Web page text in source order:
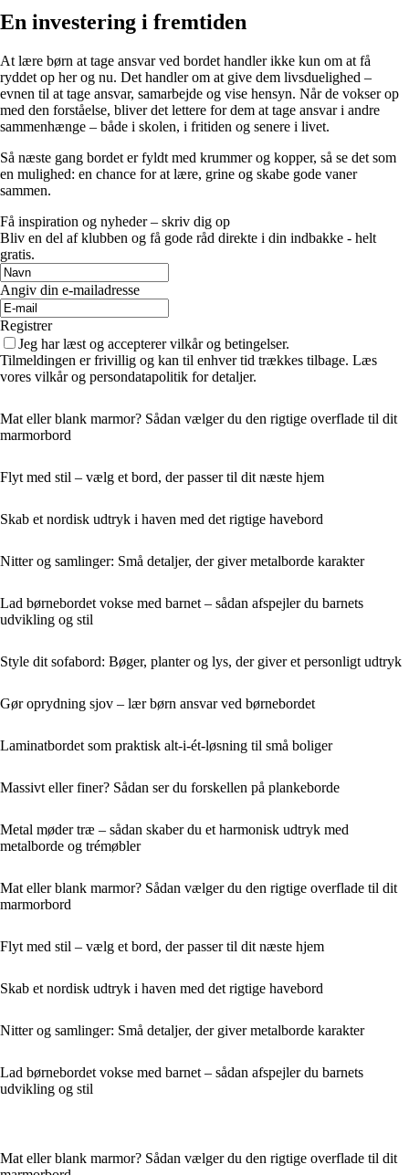
En investering i fremtiden
At lære børn at tage ansvar ved bordet handler ikke kun om at få
ryddet op her og nu. Det handler om at give dem livsduelighed –
evnen til at tage ansvar, samarbejde og vise hensyn. Når de vokser op
med den forståelse, bliver det lettere for dem at tage ansvar i andre
sammenhænge – både i skolen, i fritiden og senere i livet.
Så næste gang bordet er fyldt med krummer og kopper, så se det som
en mulighed: en chance for at lære, grine og skabe gode vaner
sammen.
Få inspiration og nyheder – skriv dig op
Bliv en del af klubben og få gode råd direkte i din indbakke - helt
gratis.
Angiv din e-mailadresse
Registrer
Jeg har læst og accepterer vilkår og betingelser.
Tilmeldingen er frivillig og kan til enhver tid trækkes tilbage. Læs
vores vilkår og persondatapolitik for detaljer.
Mat eller blank marmor? Sådan vælger du den rigtige overflade til dit
marmorbord
Flyt med stil – vælg et bord, der passer til dit næste hjem
Skab et nordisk udtryk i haven med det rigtige havebord
Nitter og samlinger: Små detaljer, der giver metalborde karakter
Lad børnebordet vokse med barnet – sådan afspejler du barnets
udvikling og stil
Style dit sofabord: Bøger, planter og lys, der giver et personligt udtryk
Gør oprydning sjov – lær børn ansvar ved børnebordet
Laminatbordet som praktisk alt-i-ét-løsning til små boliger
Massivt eller finer? Sådan ser du forskellen på plankeborde
Metal møder træ – sådan skaber du et harmonisk udtryk med
metalborde og trémøbler
Mat eller blank marmor? Sådan vælger du den rigtige overflade til dit
marmorbord
Flyt med stil – vælg et bord, der passer til dit næste hjem
Skab et nordisk udtryk i haven med det rigtige havebord
Nitter og samlinger: Små detaljer, der giver metalborde karakter
Lad børnebordet vokse med barnet – sådan afspejler du barnets
udvikling og stil
Mat eller blank marmor? Sådan vælger du den rigtige overflade til dit